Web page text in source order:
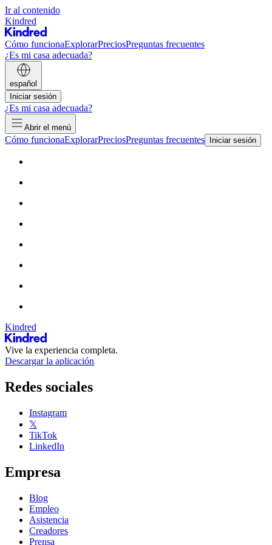
Ir al contenido
Kindred
Cómo funcionaExplorarPreciosPreguntas frecuentes
¿Es mi casa adecuada?
español
Iniciar sesión
¿Es mi casa adecuada?
Abrir el menú
Cómo funcionaExplorarPreciosPreguntas frecuentes Iniciar sesión
Kindred
Vive la experiencia completa.
Descargar la aplicación
Redes sociales
Instagram
𝕏
TikTok
LinkedIn
Empresa
Blog
Empleo
Asistencia
Creadores
Prensa